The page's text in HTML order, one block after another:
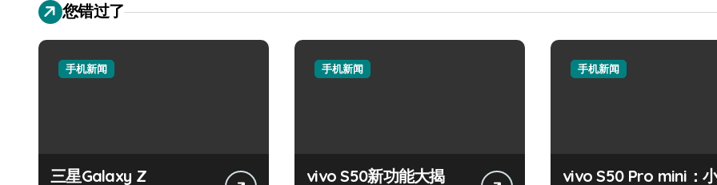
您错过了
手机新闻
三星Galaxy Z
手机新闻
vivo S50新功能大揭
手机新闻
vivo S50 Pro mini：